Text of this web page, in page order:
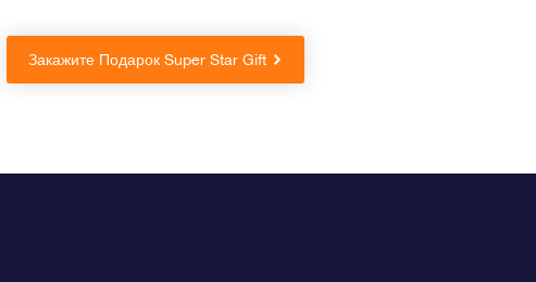
Закажите Подарок Super Star Gift